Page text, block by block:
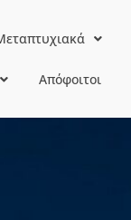
Απόφοιτοι